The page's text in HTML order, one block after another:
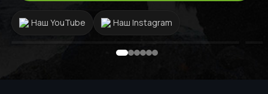
Наш YouTube Наш Instagram